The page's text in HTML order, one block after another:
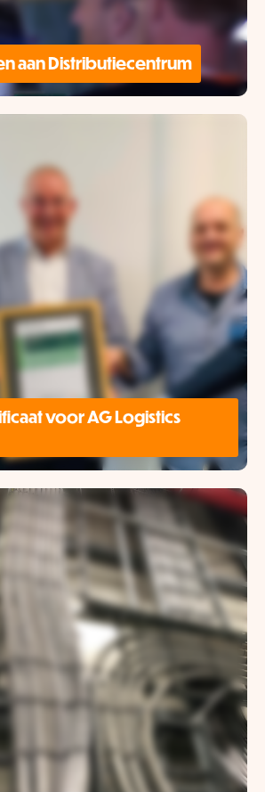
aan Distributiecentrum
voor AG Logistics